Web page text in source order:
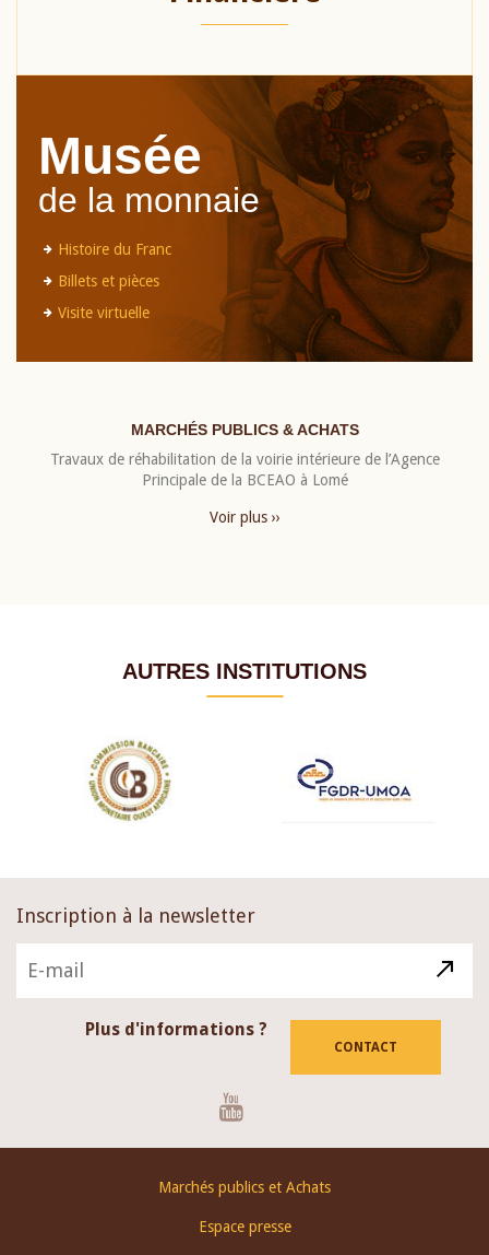
Musée
de la monnaie
Histoire du Franc
Billets et pièces
Visite virtuelle
MARCHÉS PUBLICS & ACHATS
Travaux de réhabilitation de la voirie intérieure de l’Agence
Principale de la BCEAO à Lomé
Voir plus ››
AUTRES INSTITUTIONS
Inscription à la newsletter
Plus d'informations ?
CONTACT
Marchés publics et Achats
Espace presse